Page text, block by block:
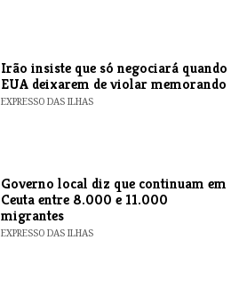
​Irão insiste que só negociará quando
EUA deixarem de violar memorando
EXPRESSO DAS ILHAS
​Governo local diz que continuam em
Ceuta entre 8.000 e 11.000
migrantes
EXPRESSO DAS ILHAS